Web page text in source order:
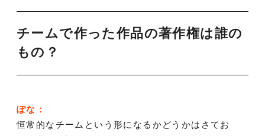
チームで作った作品の著作権は誰の
もの？
ぽな：
恒常的なチームという形になるかどうかはさてお